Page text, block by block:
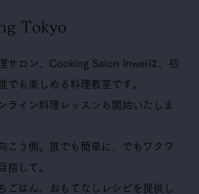
Tokyo
サロン、Cooking Salon Inweiは、初
でも楽しめる料理教室です。
ライン料理レッスンも開始いたしま
こう側。誰でも簡単に、でもワクワ
指して。
ごはん、おもてなしレシピを提供し